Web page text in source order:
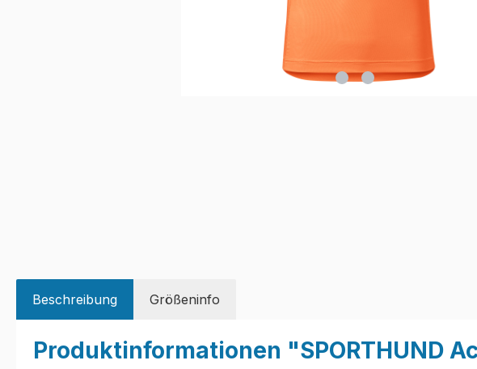
Beschreibung Größeninfo
Produktinformationen "SPORTHUND